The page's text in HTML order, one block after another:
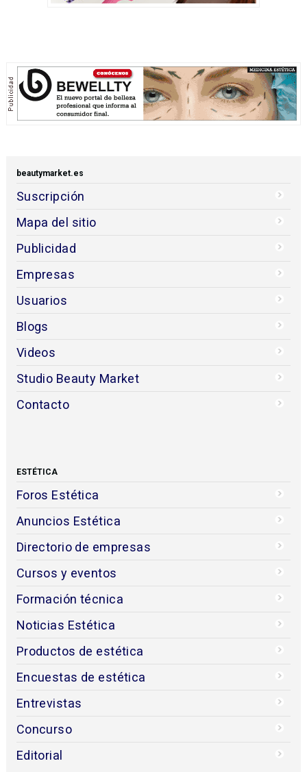
beautymarket.es
Suscripción
Mapa del sitio
Publicidad
Empresas
Usuarios
Blogs
Videos
Studio Beauty Market
Contacto
ESTÉTICA
Foros Estética
Anuncios Estética
Directorio de empresas
Cursos y eventos
Formación técnica
Noticias Estética
Productos de estética
Encuestas de estética
Entrevistas
Concurso
Editorial